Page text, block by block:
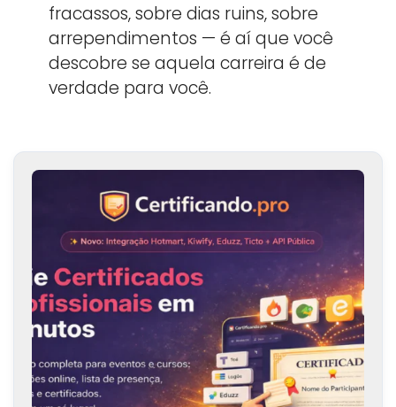
fracassos, sobre dias ruins, sobre
arrependimentos — é aí que você
descobre se aquela carreira é de
verdade para você.